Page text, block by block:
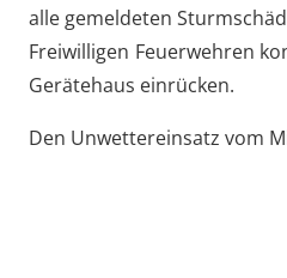
alle gemeldeten
Freiwilligen Feuerwehren
Gerätehaus einrücken.
Den Unwettereinsatz vom